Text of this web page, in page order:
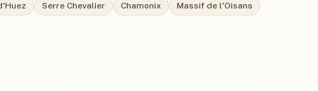
Serre Chevalier Chamonix Massif de l'Oisans